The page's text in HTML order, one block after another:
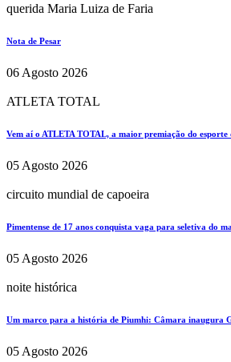
querida Maria Luiza de Faria
Nota de Pesar
06 Agosto 2026
ATLETA TOTAL
Vem aí o ATLETA TOTAL, a maior premiação do esporte
05 Agosto 2026
circuito mundial de capoeira
Pimentense de 17 anos conquista vaga para seletiva do
05 Agosto 2026
noite histórica
Um marco para a história de Piumhi: Câmara inaugura
05 Agosto 2026